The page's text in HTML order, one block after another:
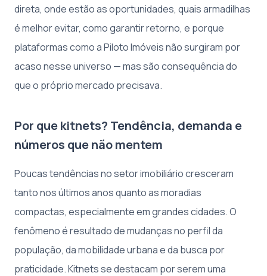
direta, onde estão as oportunidades, quais armadilhas
é melhor evitar, como garantir retorno, e porque
plataformas como a Piloto Imóveis não surgiram por
acaso nesse universo — mas são consequência do
que o próprio mercado precisava.
Por que kitnets? Tendência, demanda e
números que não mentem
Poucas tendências no setor imobiliário cresceram
tanto nos últimos anos quanto as moradias
compactas, especialmente em grandes cidades. O
fenômeno é resultado de mudanças no perfil da
população, da mobilidade urbana e da busca por
praticidade. Kitnets se destacam por serem uma